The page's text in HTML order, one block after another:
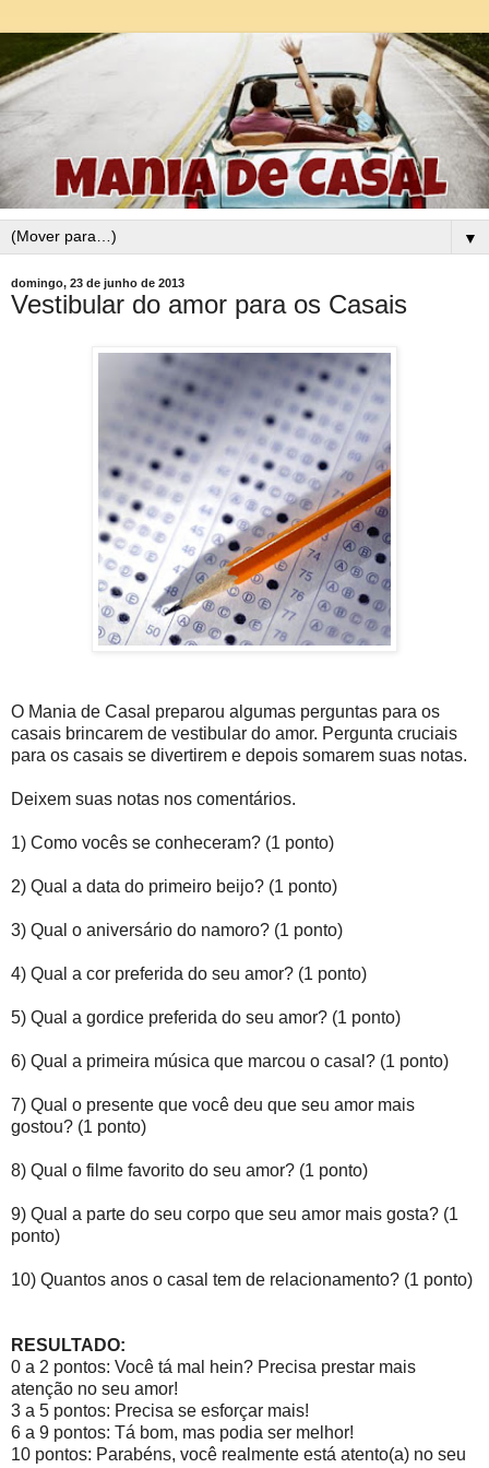
▼
domingo, 23 de junho de 2013
Vestibular do amor para os Casais
O Mania de Casal preparou algumas perguntas para os
casais brincarem de vestibular do amor. Pergunta cruciais
para os casais se divertirem e depois somarem suas notas.
Deixem suas notas nos comentários.
1) Como vocês se conheceram? (1 ponto)
2) Qual a data do primeiro beijo? (1 ponto)
3) Qual o aniversário do namoro? (1 ponto)
4) Qual a cor preferida do seu amor? (1 ponto)
5) Qual a gordice preferida do seu amor? (1 ponto)
6) Qual a primeira música que marcou o casal? (1 ponto)
7) Qual o presente que você deu que seu amor mais
gostou? (1 ponto)
8) Qual o filme favorito do seu amor? (1 ponto)
9) Qual a parte do seu corpo que seu amor mais gosta? (1
ponto)
10) Quantos anos o casal tem de relacionamento? (1 ponto)
RESULTADO:
0 a 2 pontos: Você tá mal hein? Precisa prestar mais
atenção no seu amor!
3 a 5 pontos: Precisa se esforçar mais!
6 a 9 pontos: Tá bom, mas podia ser melhor!
10 pontos: Parabéns, você realmente está atento(a) no seu